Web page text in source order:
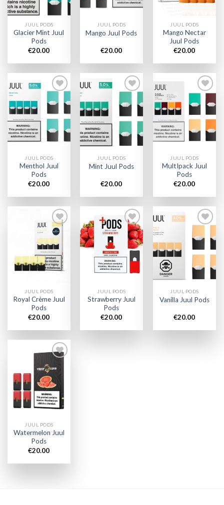
JUUL PODS
Glacier Mint Juul
Pods
€20.00
JUUL PODS
Mango Juul Pods
€20.00
JUUL PODS
Mango Nectar
Juul Pods
€20.00
Add to
JUUL PODS
Menthol Juul
Pods
€20.00
Add to
wishlist
JUUL PODS
Mint Juul Pods
€20.00
Add to
wishlist
JUUL PODS
MultIpack Juul
Pods
€20.00
Add to
wishlist
JUUL PODS
Royal Crème Juul
Pods
€20.00
Add to
wishlist
JUUL PODS
Strawberry Juul
Pods
€20.00
Add to
wishlist
JUUL PODS
Vanilla Juul Pods
€20.00
Add to
wishlist
JUUL PODS
Watermelon Juul
Pods
€20.00